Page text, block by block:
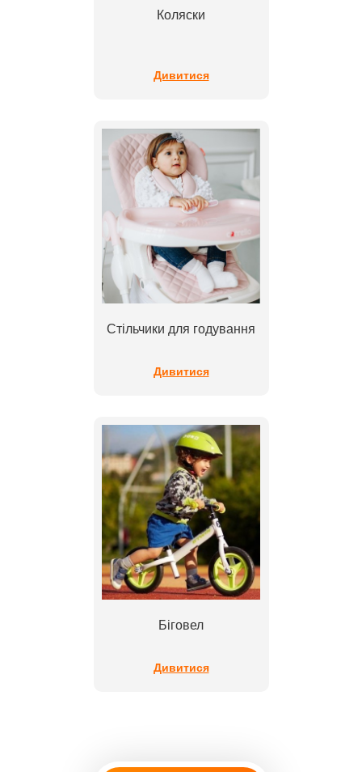
Коляски
Дивитися
Стільчики для годування
Дивитися
Біговел
Дивитися